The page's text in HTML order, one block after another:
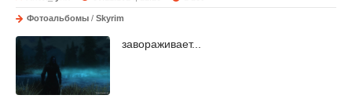
Фотоальбомы / Skyrim
завораживает...